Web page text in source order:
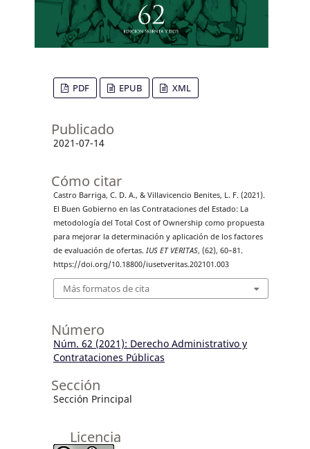
PDF EPUB XML
Publicado
2021-07-14
Cómo citar
Castro Barriga, C. D. A., & Villavicencio Benites, L. F. (2021).
El Buen Gobierno en las Contrataciones del Estado: La
metodología del Total Cost of Ownership como propuesta
para mejorar la determinación y aplicación de los factores
de evaluación de ofertas. IUS ET VERITAS, (62), 60–81.
https://doi.org/10.18800/iusetveritas.202101.003
Más formatos de cita
Número
Núm. 62 (2021): Derecho Administrativo y
Contrataciones Públicas
Sección
Sección Principal
Licencia